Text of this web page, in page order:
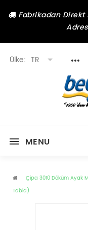
Fabrikadan Direkt
Ülke: TR
MENU
Çipa 3010 Döküm Ayak
Tabla)